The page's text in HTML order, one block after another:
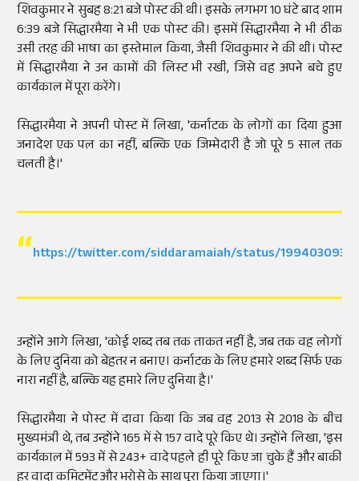
शिवकुमार ने सुबह 8:21 बजे पोस्ट की थी। इसके लगभग 10 घंटे बाद शाम
6:39 बजे सिद्धारमैया ने भी एक पोस्ट की। इसमें सिद्धारमैया ने भी ठीक
उसी तरह की भाषा का इस्तेमाल किया, जैसी शिवकुमार ने की थी। पोस्ट
में सिद्धारमैया ने उन कामों की लिस्ट भी रखी, जिसे वह अपने बचे हुए
कार्यकाल में पूरा करेंगे।
सिद्धारमैया ने अपनी पोस्ट में लिखा, 'कर्नाटक के लोगों का दिया हुआ
जनादेश एक पल का नहीं, बल्कि एक जिम्मेदारी है जो पूरे 5 साल तक
चलती है।'
https://twitter.com/siddaramaiah/status/
उन्होंने आगे लिखा, 'कोई शब्द तब तक ताकत नहीं है, जब तक वह लोगों
के लिए दुनिया को बेहतर न बनाए। कर्नाटक के लिए हमारे शब्द सिर्फ एक
नारा नहीं है, बल्कि यह हमारे लिए दुनिया है।'
सिद्धारमैया ने पोस्ट में दावा किया कि जब वह 2013 से 2018 के बीच
मुख्यमंत्री थे, तब उन्होंने 165 में से 157 वादे पूरे किए थे। उन्होंने लिखा, 'इस
कार्यकाल में 593 में से 243+ वादे पहले ही पूरे किए जा चुके हैं और बाकी